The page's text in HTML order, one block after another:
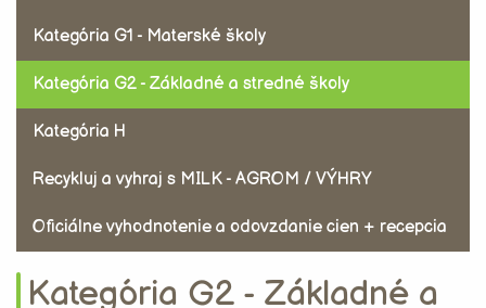
Kategória G1 - Materské školy
Kategória G2 - Základné a stredné školy
Kategória H
Recykluj a vyhraj s MILK - AGROM / VÝHRY
Oficiálne vyhodnotenie a odovzdanie cien + recepcia
Kategória G2 - Základné a